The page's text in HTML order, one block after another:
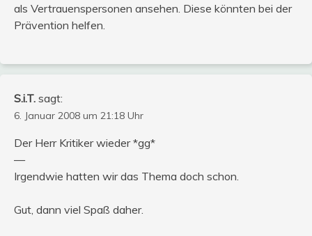
als Vertrauenspersonen ansehen. Diese könnten bei der
Prävention helfen.
S.i.T. sagt:
6. Januar 2008 um 21:18 Uhr
Der Herr Kritiker wieder *gg*
—
Irgendwie hatten wir das Thema doch schon.
Gut, dann viel Spaß daher.